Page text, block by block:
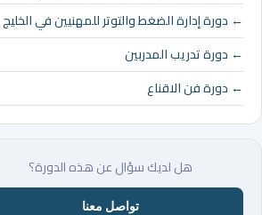
← دورة إدارة الضغط والتوتر للمهنيين في الخليج
← دورة تدريب المدربين
← دورة فن الاقناع
هل لديك سؤال عن هذه الدورة؟
تواصل معنا